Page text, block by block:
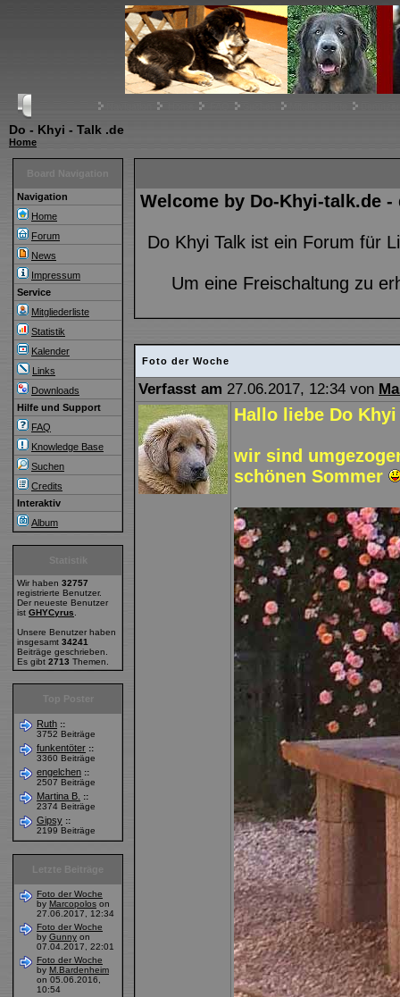
Do - Khyi - Talk .de
Home
Navigation
Home
Forum
News
Impressum
Service
Mitgliederliste
Statistik
Kalender
Links
Downloads
Hilfe und Support
FAQ
Knowledge Base
Suchen
Credits
Interaktiv
Album
Wir haben 32757
registrierte Benutzer.
Der neueste Benutzer
ist GHYCyrus
Unsere Benutzer haben
insgesamt 34241
Beiträge geschrieben.
Es gibt 2713 Themen.
Ruth ::
3752 Beiträge
funkentöter ::
3360 Beiträge
engelchen ::
2507 Beiträge
Martina B.
::
2374 Beiträge
Gipsy ::
2199 Beiträge
Foto der Woche
by Marcopolos on
27.06.2017, 12:34
Foto der Woche
by Gunny on
07.04.2017, 22:01
Foto der Woche
by M.Bardenheim
on 05.06.2016,
10:54
Welcome by Do-Khyi-talk.de
Do Khyi Talk ist ein Forum für
Um eine Freischaltung zu
Foto der Woche
Verfasst am 27.06.2017, 12:34 von
Hallo liebe Do
wir sind
schönen Sommer